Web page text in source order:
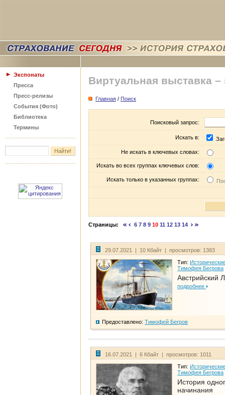
Экспонаты
Пресса
Пресс-релизы
События (Фото)
Библиотека
Термины
Виртуальная выставка –
Главная / Поиск
Поисковый запрос:
Искать в:
Не искать в ключевых словах:
Искать во всех группах ключевых слов:
Искать только в указанных группах:
Страницы: 6 7 8 9 10 11 12 13 14
29.07.2021 | 10 Кбайт | просмотров: 1383
Тип:
Тимофея Бегрова
Австрийский
подробнее
Предоставлено: Тимофей Бегров
16.07.2021 | 6 Кбайт | просмотров: 1011
Тип:
Тимофея Бегрова
История
начинания